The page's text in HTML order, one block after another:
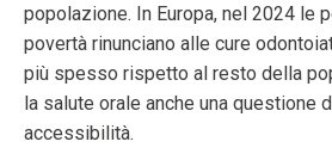
popolazione. In Europa, nel 2024 le
povertà rinunciano alle cure
più spesso rispetto al resto della
la salute orale anche una questione
accessibilità.